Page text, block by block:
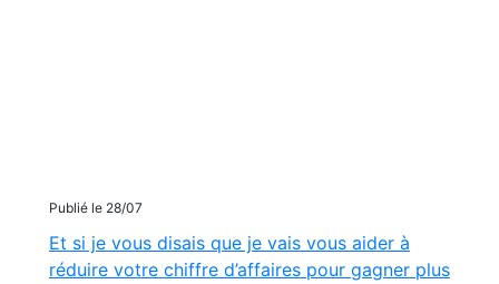
Publié le 28/07
Et si je vous disais que je vais vous aider à
réduire votre chiffre d’affaires pour gagner plus